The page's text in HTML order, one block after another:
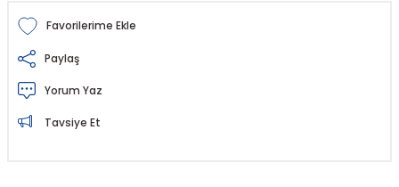
Paylaş
Yorum Yaz
Tavsiye Et